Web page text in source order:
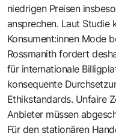
niedrigen Preisen
ansprechen. Laut Studie
Konsument:innen Mode
Rossmanith fordert
für internationale
konsequente
Ethikstandards. Unfaire
Anbieter müssen
Für den stationären